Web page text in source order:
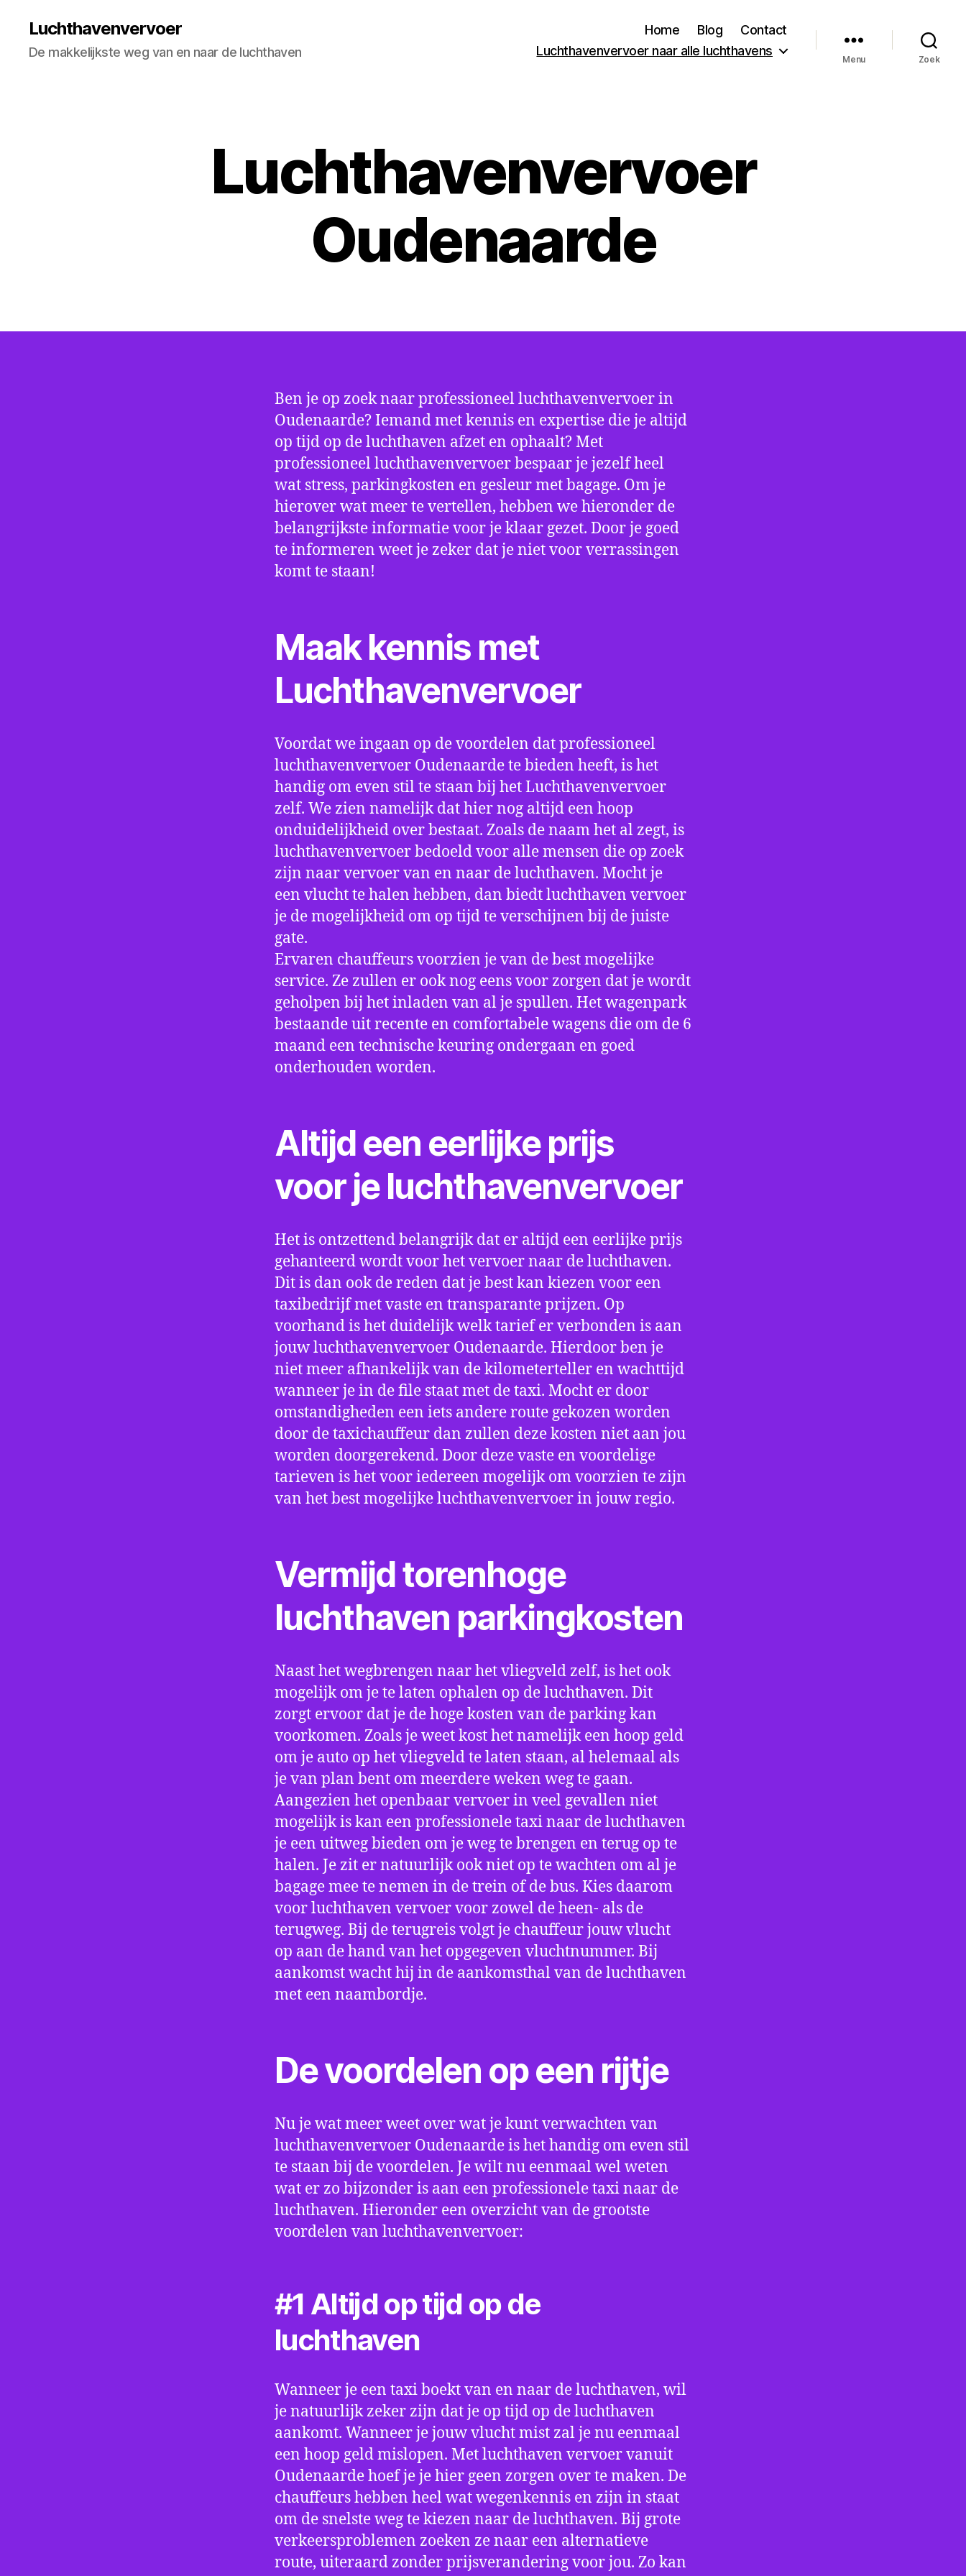
Luchthavenvervoer
De makkelijkste weg van en naar de luchthaven
Home Blog
Contact
Luchthavenvervoer naar alle luchthavens
Menu Zoek
Luchthavenvervoer
Oudenaarde
Ben je op zoek naar professioneel luchthavenvervoer in
Oudenaarde? Iemand met kennis en expertise die je altijd
op tijd op de luchthaven afzet en ophaalt? Met
professioneel luchthavenvervoer bespaar je jezelf heel
wat stress, parkingkosten en gesleur met bagage. Om je
hierover wat meer te vertellen, hebben we hieronder de
belangrijkste informatie voor je klaar gezet. Door je goed
te informeren weet je zeker dat je niet voor verrassingen
komt te staan!
Maak kennis met
Luchthavenvervoer
Voordat we ingaan op de voordelen dat professioneel
luchthavenvervoer Oudenaarde te bieden heeft, is het
handig om even stil te staan bij het Luchthavenvervoer
zelf. We zien namelijk dat hier nog altijd een hoop
onduidelijkheid over bestaat. Zoals de naam het al zegt, is
luchthavenvervoer bedoeld voor alle mensen die op zoek
zijn naar vervoer van en naar de luchthaven. Mocht je
een vlucht te halen hebben, dan biedt luchthaven vervoer
je de mogelijkheid om op tijd te verschijnen bij de juiste
gate.
Ervaren chauffeurs voorzien je van de best mogelijke
service. Ze zullen er ook nog eens voor zorgen dat je wordt
geholpen bij het inladen van al je spullen. Het wagenpark
bestaande uit recente en comfortabele wagens die om de 6
maand een technische keuring ondergaan en goed
onderhouden worden.
Altijd een eerlijke prijs
voor je luchthavenvervoer
Het is ontzettend belangrijk dat er altijd een eerlijke prijs
gehanteerd wordt voor het vervoer naar de luchthaven.
Dit is dan ook de reden dat je best kan kiezen voor een
taxibedrijf met vaste en transparante prijzen. Op
voorhand is het duidelijk welk tarief er verbonden is aan
jouw luchthavenvervoer Oudenaarde. Hierdoor ben je
niet meer afhankelijk van de kilometerteller en wachttijd
wanneer je in de file staat met de taxi. Mocht er door
omstandigheden een iets andere route gekozen worden
door de taxichauffeur dan zullen deze kosten niet aan jou
worden doorgerekend. Door deze vaste en voordelige
tarieven is het voor iedereen mogelijk om voorzien te zijn
van het best mogelijke luchthavenvervoer in jouw regio.
Vermijd torenhoge
luchthaven parkingkosten
Naast het wegbrengen naar het vliegveld zelf, is het ook
mogelijk om je te laten ophalen op de luchthaven. Dit
zorgt ervoor dat je de hoge kosten van de parking kan
voorkomen. Zoals je weet kost het namelijk een hoop geld
om je auto op het vliegveld te laten staan, al helemaal als
je van plan bent om meerdere weken weg te gaan.
Aangezien het openbaar vervoer in veel gevallen niet
mogelijk is kan een professionele taxi naar de luchthaven
je een uitweg bieden om je weg te brengen en terug op te
halen. Je zit er natuurlijk ook niet op te wachten om al je
bagage mee te nemen in de trein of de bus. Kies daarom
voor luchthaven vervoer voor zowel de heen- als de
terugweg. Bij de terugreis volgt je chauffeur jouw vlucht
op aan de hand van het opgegeven vluchtnummer. Bij
aankomst wacht hij in de aankomsthal van de luchthaven
met een naambordje.
De voordelen op een rijtje
Nu je wat meer weet over wat je kunt verwachten van
luchthavenvervoer Oudenaarde is het handig om even stil
te staan bij de voordelen. Je wilt nu eenmaal wel weten
wat er zo bijzonder is aan een professionele taxi naar de
luchthaven. Hieronder een overzicht van de grootste
voordelen van luchthavenvervoer:
#1 Altijd op tijd op de
luchthaven
Wanneer je een taxi boekt van en naar de luchthaven, wil
je natuurlijk zeker zijn dat je op tijd op de luchthaven
aankomt. Wanneer je jouw vlucht mist zal je nu eenmaal
een hoop geld mislopen. Met luchthaven vervoer vanuit
Oudenaarde hoef je je hier geen zorgen over te maken. De
chauffeurs hebben heel wat wegenkennis en zijn in staat
om de snelste weg te kiezen naar de luchthaven. Bij grote
verkeersproblemen zoeken ze naar een alternatieve
route, uiteraard zonder prijsverandering voor jou. Zo kan